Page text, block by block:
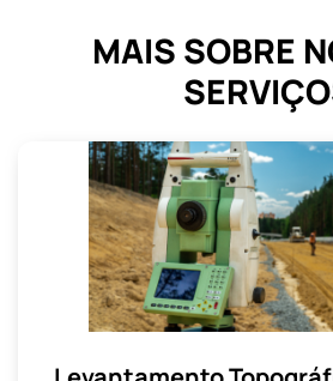
MAIS SOBRE